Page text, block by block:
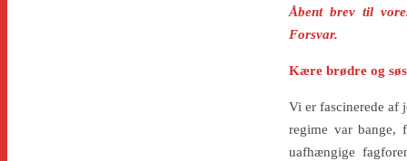
Åbent brev til
Forsvar.
Kære brødre og
Vi er fascinerede af
regime var bange,
uafhængige